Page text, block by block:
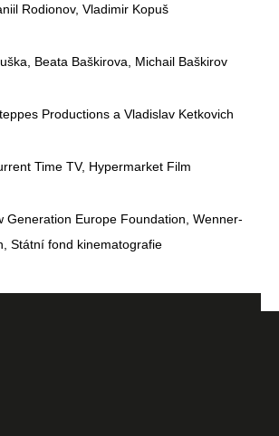
Rodionov, Vladimir Kopuš
Beata Baškirova, Michail Baškirov
Productions a Vladislav Ketkovich
Time TV, Hypermarket Film
Generation Europe Foundation, Wenner-
Státní fond kinematografie